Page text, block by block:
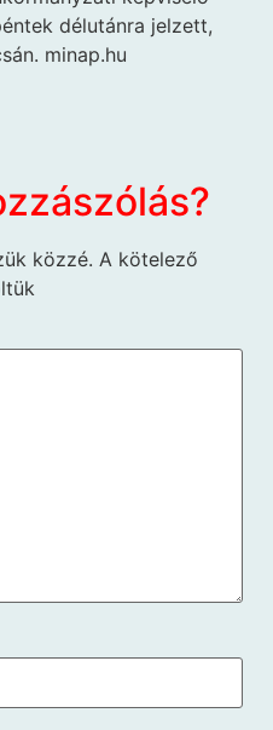
délutánra jelzett,
minap.hu
közzé. A kötelező